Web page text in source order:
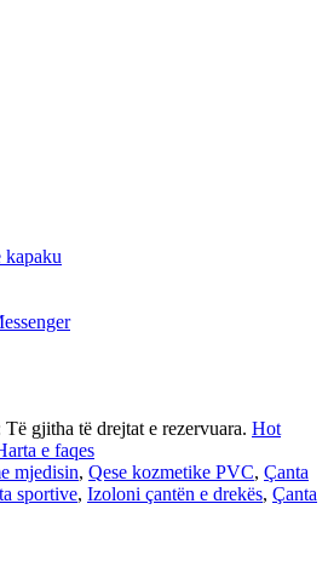
kapaku
gjitha të drejtat e rezervuara. Hot
e faqes
mjedisin, Qese kozmetike PVC, Çanta
sportive, Izoloni çantën e drekës, Çanta